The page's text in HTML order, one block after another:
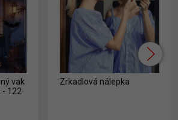
vak
- 122
Zrkadlová nálepka